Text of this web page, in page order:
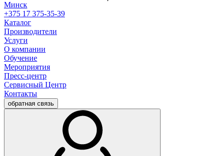
Минск
+375 17 375-35-39
Каталог
Производители
Услуги
О компании
Обучение
Мероприятия
Пресс-центр
Сервисный Центр
Контакты
обратная связь